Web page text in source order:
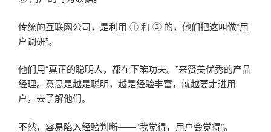
传统的互联网公司，是利用 ① 和 ② 的，他们把这叫做“用
户调研”。
他们用“真正的聪明人，都在下笨功夫。”来赞美优秀的产品
经理。意思是越是聪明，越是经验丰富，就越要走进用
户，去了解他们。
不然，容易陷入经验判断——“我觉得，用户会觉得”。